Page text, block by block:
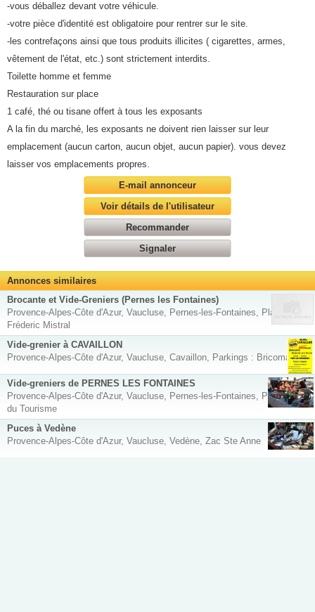
-vous déballez devant votre véhicule.
-votre pièce d'identité est obligatoire pour rentrer sur le site.
-les contrefaçons ainsi que tous produits illicites ( cigarettes, armes,
vêtement de l'état, etc.) sont strictement interdits.
Toilette homme et femme
Restauration sur place
1 café, thé ou tisane offert à tous les exposants
A la fin du marché, les exposants ne doivent rien laisser sur leur
emplacement (aucun carton, aucun objet, aucun papier). vous devez
laisser vos emplacements propres.
E-mail annonceur
Voir détails de l'utilisateur
Recommander
Signaler
Annonces similaires
Brocante et Vide-Greniers (Pernes les Fontaines)
Provence-Alpes-Côte d'Azur, Vaucluse, Pernes-les-Fontaines, Place
Fréderic Mistral
Vide-grenier à CAVAILLON
Provence-Alpes-Côte d'Azur, Vaucluse, Cavaillon, Parkings : Bricomarché
Vide-greniers de PERNES LES FONTAINES
Provence-Alpes-Côte d'Azur, Vaucluse, Pernes-les-Fontaines, Place office
du Tourisme
Puces à Vedène
Provence-Alpes-Côte d'Azur, Vaucluse, Vedène, Zac Ste Anne